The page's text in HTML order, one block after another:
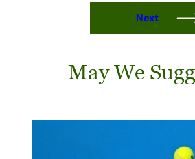
Next
May We